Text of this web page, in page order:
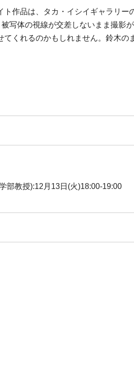
作品は、タカ・イシイギャラリ
写体の視線が交差しないまま撮影
くれるのかもしれません。鈴木
部教授):12月13日(火)18:00-19:00